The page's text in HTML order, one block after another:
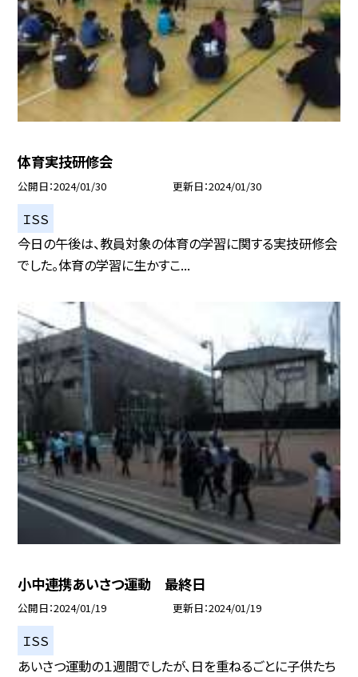
体育実技研修会
公開日 2024/01/30 更新日 2024/01/30
ＩＳＳ
今日の午後は、教員対象の体育の学習に関する実技研修会
でした。体育の学習に生かすこ...
小中連携あいさつ運動 最終日
公開日 2024/01/19 更新日 2024/01/19
ＩＳＳ
あいさつ運動の１週間でしたが、日を重ねるごとに子供たち